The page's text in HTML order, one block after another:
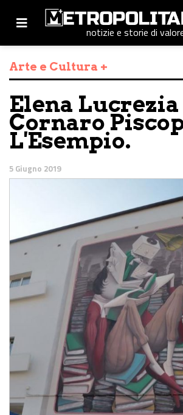
notizie e storie di
Arte e Cultura +
Elena Lucrezia
Cornaro
L'Esempio.
5 Giugno 2019